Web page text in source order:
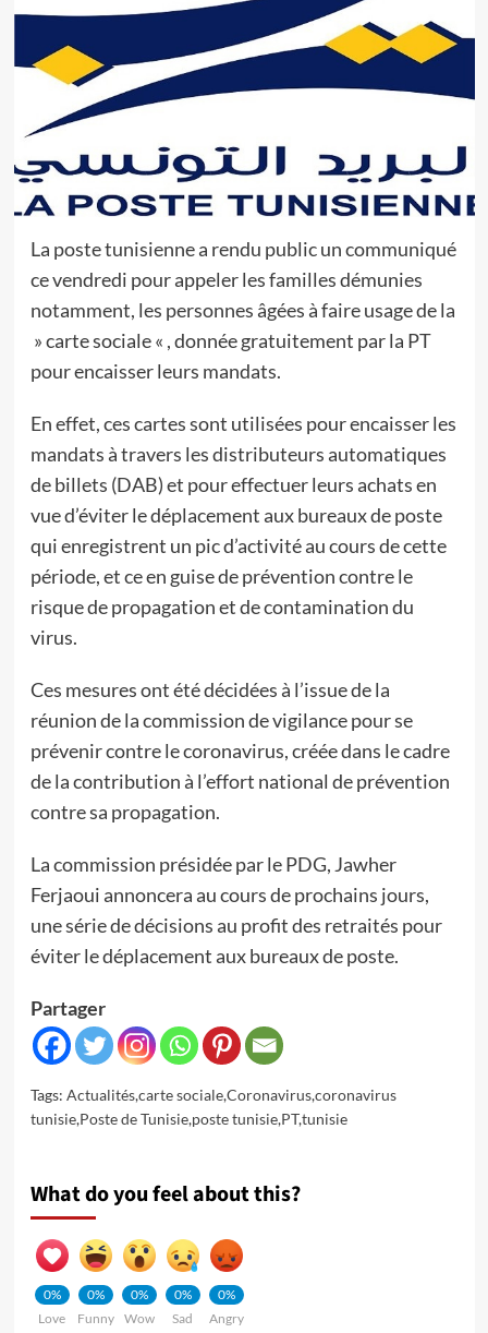
La poste tunisienne a rendu public un communiqué
ce vendredi pour appeler les familles démunies
notamment, les personnes âgées à faire usage de la
» carte sociale « , donnée gratuitement par la PT
pour encaisser leurs mandats.
En effet, ces cartes sont utilisées pour encaisser les
mandats à travers les distributeurs automatiques
de billets (DAB) et pour effectuer leurs achats en
vue d’éviter le déplacement aux bureaux de poste
qui enregistrent un pic d’activité au cours de cette
période, et ce en guise de prévention contre le
risque de propagation et de contamination du
virus.
Ces mesures ont été décidées à l’issue de la
réunion de la commission de vigilance pour se
prévenir contre le coronavirus, créée dans le cadre
de la contribution à l’effort national de prévention
contre sa propagation.
La commission présidée par le PDG, Jawher
Ferjaoui annoncera au cours de prochains jours,
une série de décisions au profit des retraités pour
éviter le déplacement aux bureaux de poste.
Partager
Tags: Actualités,carte sociale,Coronavirus,coronavirus
tunisie,Poste de Tunisie,poste tunisie,PT,tunisie
What do you feel about this?
0%
Love
0%
Funny
0%
Wow
0%
Sad
0%
Angry